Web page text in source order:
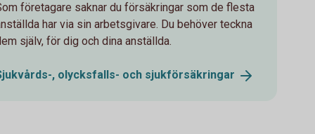
företagare saknar du försäkringar som de flesta
har via sin arbetsgivare. Du behöver teckna
själv, för dig och dina anställda.
, olycksfalls- och sjukförsäkringar